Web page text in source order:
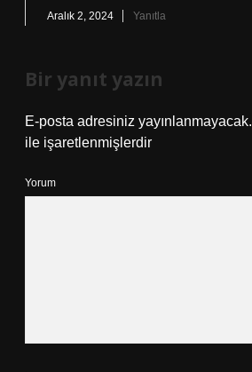
Aralık 2, 2024 Yanıtla
Bir yanıt yazın
E-posta adresiniz yayınlanmayacak.
ile işaretlenmişlerdir
Yorum